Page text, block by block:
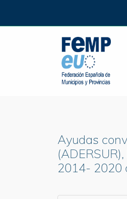
Ayudas
2014- 2020